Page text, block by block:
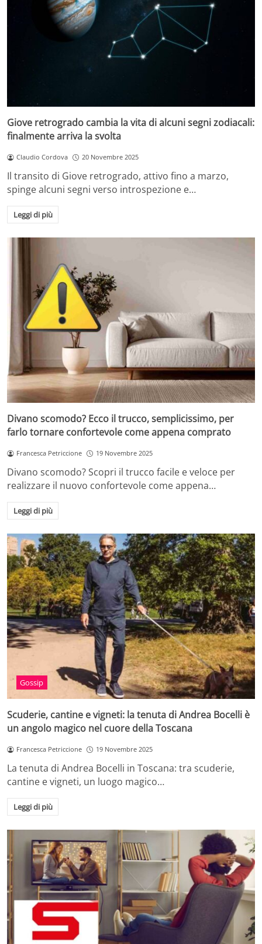
Giove retrogrado cambia la vita di alcuni segni zodiacali:
finalmente arriva la svolta
Claudio Cordova 20 Novembre 2025
Il transito di Giove retrogrado, attivo fino a marzo,
spinge alcuni segni verso introspezione e…
Leggi di più
Divano scomodo? Ecco il trucco, semplicissimo, per
farlo tornare confortevole come appena comprato
Francesca Petriccione 19 Novembre 2025
Divano scomodo? Scopri il trucco facile e veloce per
realizzare il nuovo confortevole come appena…
Leggi di più
Gossip
Scuderie, cantine e vigneti: la tenuta di Andrea Bocelli è
un angolo magico nel cuore della Toscana
Francesca Petriccione 19 Novembre 2025
La tenuta di Andrea Bocelli in Toscana: tra scuderie,
cantine e vigneti, un luogo magico…
Leggi di più